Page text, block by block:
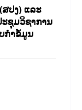
ສປງ) ແລະ
ະຊຸມວິຊາການ
ກຳຂໍ້ມູນ